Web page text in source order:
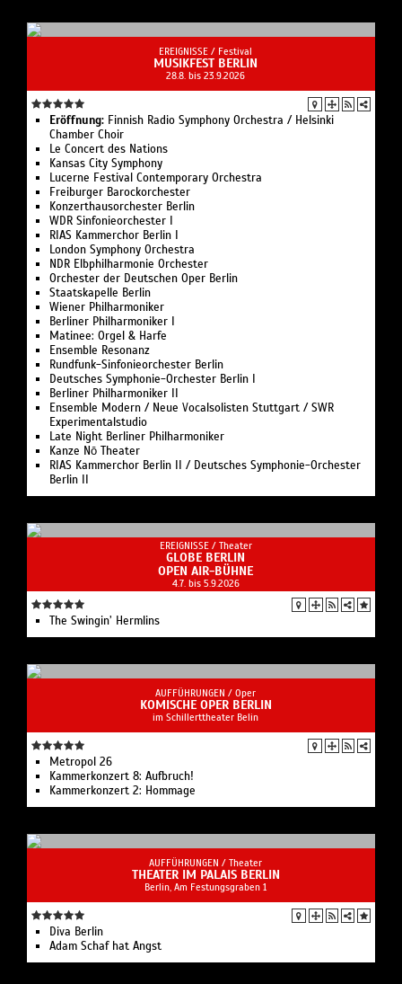
EREIGNISSE / Festival
MUSIKFEST BERLIN
28.8. bis 23.9.2026
Eröffnung: Finnish Radio Symphony Orchestra / Helsinki
Chamber Choir
Le Concert des Nations
Kansas City Symphony
Lucerne Festival Contemporary Orchestra
Freiburger Barockorchester
Konzerthausorchester Berlin
WDR Sinfonieorchester I
RIAS Kammerchor Berlin I
London Symphony Orchestra
NDR Elbphilharmonie Orchester
Orchester der Deutschen Oper Berlin
Staatskapelle Berlin
Wiener Philharmoniker
Berliner Philharmoniker I
Matinee: Orgel & Harfe
Ensemble Resonanz
Rundfunk-Sinfonieorchester Berlin
Deutsches Symphonie-Orchester Berlin I
Berliner Philharmoniker II
Ensemble Modern / Neue Vocalsolisten Stuttgart / SWR
Experimentalstudio
Late Night Berliner Philharmoniker
Kanze Nō Theater
RIAS Kammerchor Berlin II / Deutsches Symphonie-Orchester
Berlin II
EREIGNISSE / Theater
GLOBE BERLIN
OPEN AIR-BÜHNE
4.7. bis 5.9.2026
The Swingin’ Hermlins
AUFFÜHRUNGEN / Oper
KOMISCHE OPER BERLIN
im Schillerttheater Belin
Metropol 26
Kammerkonzert 8: Aufbruch!
Kammerkonzert 2: Hommage
AUFFÜHRUNGEN / Theater
THEATER IM PALAIS BERLIN
Berlin, Am Festungsgraben 1
Diva Berlin
Adam Schaf hat Angst